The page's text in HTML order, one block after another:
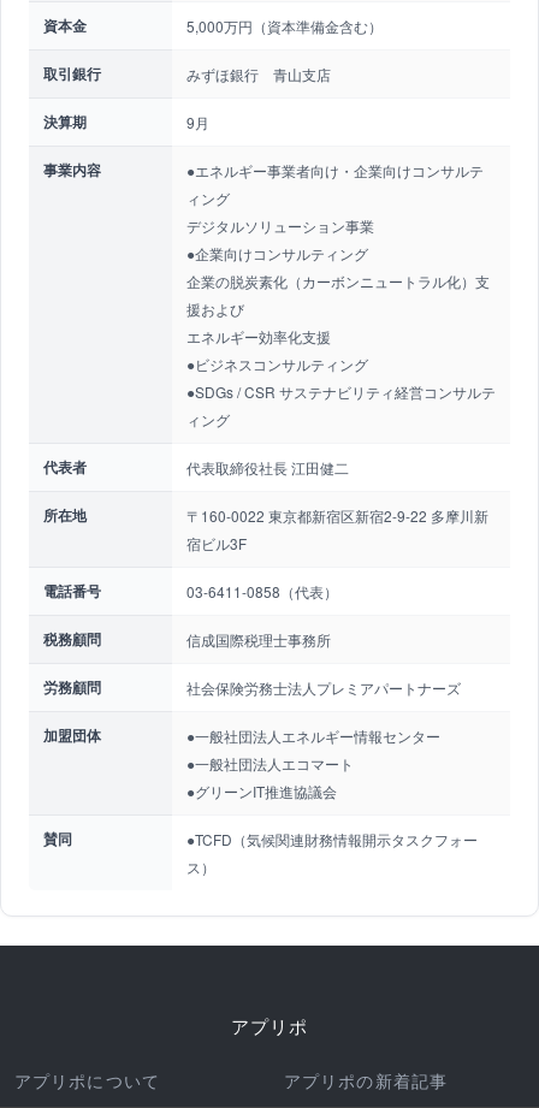
資本金 5,000万円（資本準備金含む）
取引銀行 みずほ銀行 青山支店
決算期 9月
事業内容
●エネルギー事業者向け・企業向けコンサルテ
ィング
デジタルソリューション事業
●企業向けコンサルティング
企業の脱炭素化（カーボンニュートラル化）支
援および
エネルギー効率化支援
●ビジネスコンサルティング
●SDGs / CSR サステナビリティ経営コンサルテ
ィング
代表者 代表取締役社長 江田健二
所在地
〒160-0022 東京都新宿区新宿2-9-22 多摩川新
宿ビル3F
電話番号 03-6411-0858（代表）
税務顧問 信成国際税理士事務所
労務顧問 社会保険労務士法人プレミアパートナーズ
加盟団体
●一般社団法人エネルギー情報センター
●一般社団法人エコマート
●グリーンIT推進協議会
賛同
●TCFD（気候関連財務情報開示タスクフォー
ス）
アプリポ
アプリポについて アプリポの新着記事